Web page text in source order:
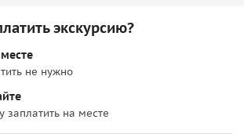
экскурсию?
не нужно
на месте